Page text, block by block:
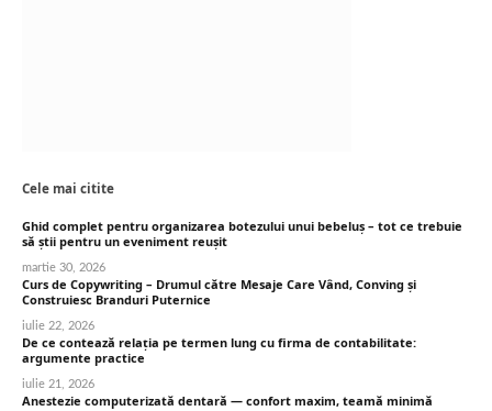
Cele mai citite
Ghid complet pentru organizarea botezului unui bebeluș – tot ce trebuie
să știi pentru un eveniment reușit
martie 30, 2026
Curs de Copywriting – Drumul către Mesaje Care Vând, Conving și
Construiesc Branduri Puternice
iulie 22, 2026
De ce contează relația pe termen lung cu firma de contabilitate:
argumente practice
iulie 21, 2026
Anestezie computerizată dentară — confort maxim, teamă minimă